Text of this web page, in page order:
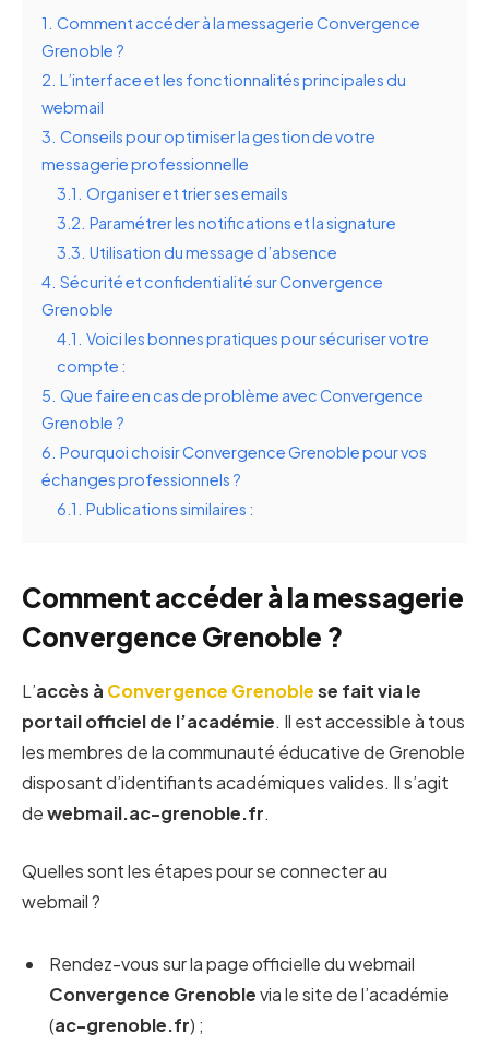
1. Comment accéder à la messagerie Convergence
Grenoble ?
2. L’interface et les fonctionnalités principales du
webmail
3. Conseils pour optimiser la gestion de votre
messagerie professionnelle
3.1. Organiser et trier ses emails
3.2. Paramétrer les notifications et la signature
3.3. Utilisation du message d’absence
4. Sécurité et confidentialité sur Convergence
Grenoble
4.1. Voici les bonnes pratiques pour sécuriser votre
compte :
5. Que faire en cas de problème avec Convergence
Grenoble ?
6. Pourquoi choisir Convergence Grenoble pour vos
échanges professionnels ?
6.1. Publications similaires :
Comment accéder à la messagerie
Convergence Grenoble ?
L’accès à Convergence Grenoblese fait via le
portail officiel de l’académie. Il est accessible à tous
les membres de la communauté éducative de Grenoble
disposant d’identifiants académiques valides. Il s’agit
dewebmail.ac-grenoble.fr.
Quelles sont les étapes pour se connecter au
webmail ?
Rendez-vous sur la page officielle du webmail
Convergence Grenoblevia le site de l’académie
(ac-grenoble.fr) ;